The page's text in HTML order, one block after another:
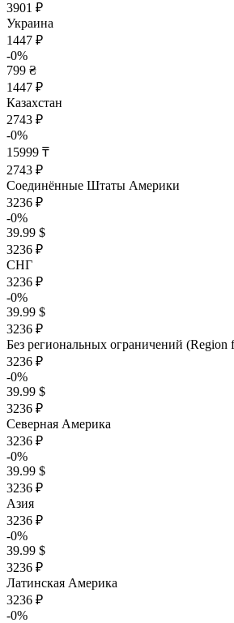
3901 ₽
Украина
1447 ₽
-0%
799 ₴
1447 ₽
Казахстан
2743 ₽
-0%
15999 ₸
2743 ₽
Соединённые Штаты Америки
3236 ₽
-0%
39.99 $
3236 ₽
СНГ
3236 ₽
-0%
39.99 $
3236 ₽
Без региональных ограничений (Region
3236 ₽
-0%
39.99 $
3236 ₽
Северная Америка
3236 ₽
-0%
39.99 $
3236 ₽
Азия
3236 ₽
-0%
39.99 $
3236 ₽
Латинская Америка
3236 ₽
-0%